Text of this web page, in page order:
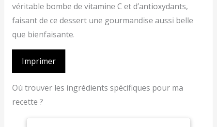
véritable bombe de vitamine C et d’antioxydants,
faisant de ce dessert une gourmandise aussi belle
que bienfaisante.
Imprimer
Où trouver les ingrédients spécifiques pour ma
recette ?